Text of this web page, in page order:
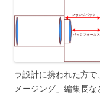
ラ設計に携われた方
メージング」編集長